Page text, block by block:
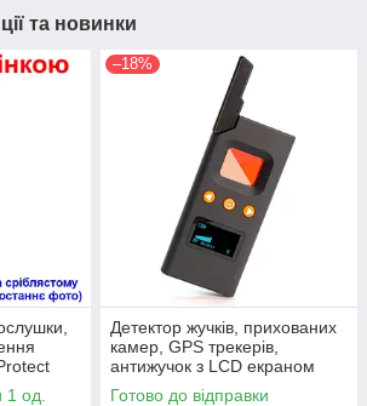
та новинки
1 од.
–18%
Детектор жучків, прихованих
камер, GPS трекерів,
антижучок з LCD екраном
Nectronix DS618
Готово до відправки